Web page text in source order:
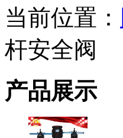
当前位置：
杆安全阀
产品展示